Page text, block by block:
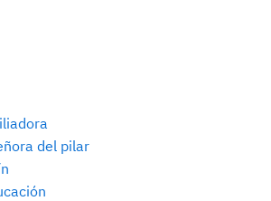
del pilar